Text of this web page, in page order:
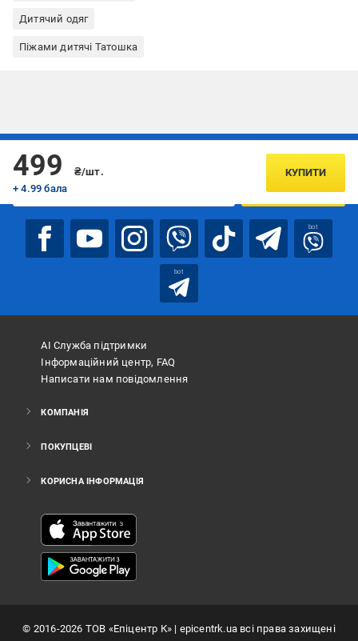
Дитячий одяг
Піжами дитячі Татошка
499
₴/шт.
+ 4.99 бала
КУПИТИ
Підписуйтесь, щоб дізнаватись першим про акції та пропозиції
ПІДПИСАТИСЯ
bot
bot
АІ Служба підтримки
Інформаційний центр, FAQ
Написати нам повідомлення
КОМПАНІЯ
ПОКУПЦЕВІ
КОРИСНА ІНФОРМАЦІЯ
© 2016-2026 ТОВ «Епіцентр К»| epicentrk.ua всі права захищені